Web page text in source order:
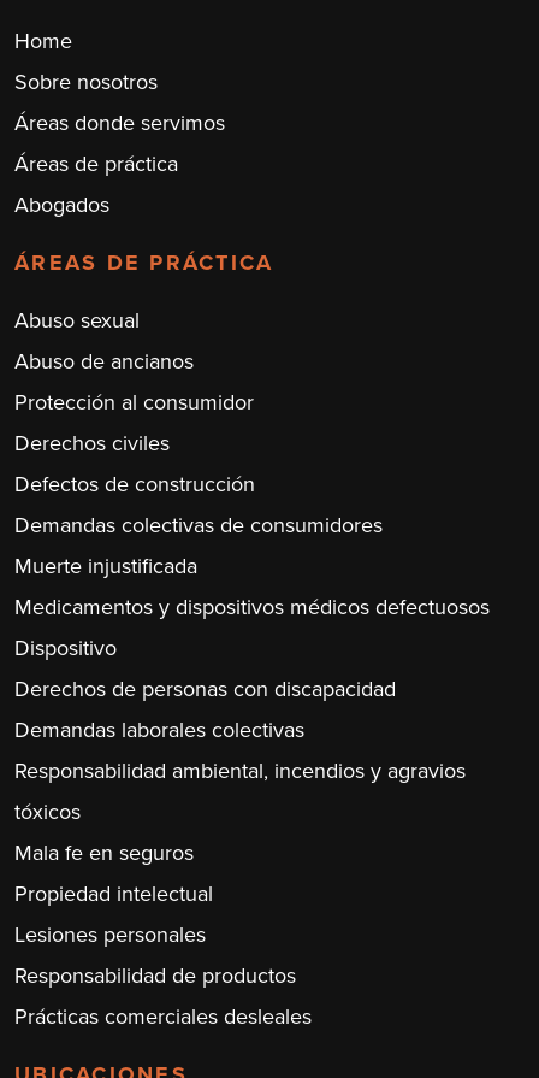
Home
Sobre nosotros
Áreas donde servimos
Áreas de práctica
Abogados
ÁREAS DE PRÁCTICA
Abuso sexual
Abuso de ancianos
Protección al consumidor
Derechos civiles
Defectos de construcción
Demandas colectivas de consumidores
Muerte injustificada
Medicamentos y dispositivos médicos defectuosos
Dispositivo
Derechos de personas con discapacidad
Demandas laborales colectivas
Responsabilidad ambiental, incendios y agravios
tóxicos
Mala fe en seguros
Propiedad intelectual
Lesiones personales
Responsabilidad de productos
Prácticas comerciales desleales